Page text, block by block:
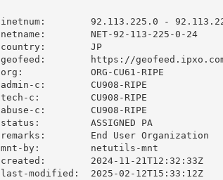
inetnum:        92.113.225.0 -
netname:        NET-92-113-225-0-24
country:        JP
geofeed:        https://
org:            ORG-CU61-RIPE
admin-c:        CU908-RIPE
tech-c:         CU908-RIPE
abuse-c:        CU908-RIPE
status:         ASSIGNED PA
remarks:        End User Organization
mnt-by:         netutils-mnt
created:        2024-11-21T12:32:33Z
last-modified:  2025-02-12T15:33:12Z